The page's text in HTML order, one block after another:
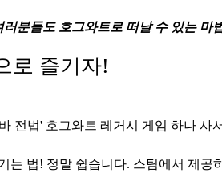
분들도 호그와트로 떠날 수 있는 마
로 즐기자!
전법' 호그와트 레거시 게임 하나 사
법! 정말 쉽습니다. 스팀에서 제